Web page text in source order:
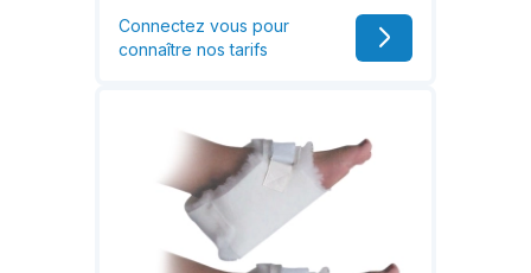
Connectez vous pour
connaître nos tarifs